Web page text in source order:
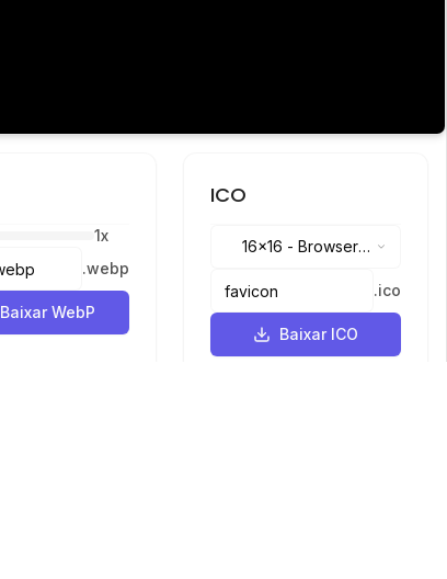
1x
.webp
Baixar WebP
ICO
16x16 -Browser
.ico
Baixar ICO